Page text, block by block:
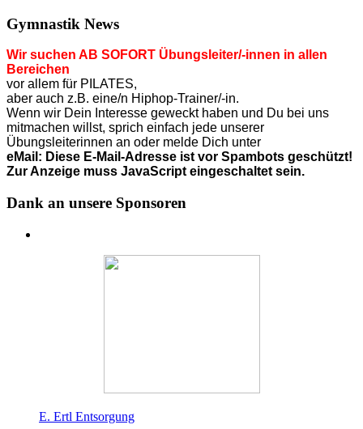
Gymnastik News
Wir suchen AB SOFORT Übungsleiter/-innen in allen
Bereichen
vor allem für PILATES,
aber auch z.B. eine/n Hiphop-Trainer/-in.
Wenn wir Dein Interesse geweckt haben und Du bei uns
mitmachen willst, sprich einfach jede unserer
Übungsleiterinnen an oder melde Dich unter
eMail: Diese E-Mail-Adresse ist vor Spambots geschützt!
Zur Anzeige muss JavaScript eingeschaltet sein.
Dank an unsere Sponsoren
E. Ertl Entsorgung